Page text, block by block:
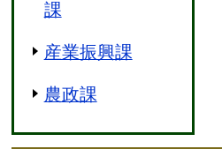
課
産業振興課
農政課